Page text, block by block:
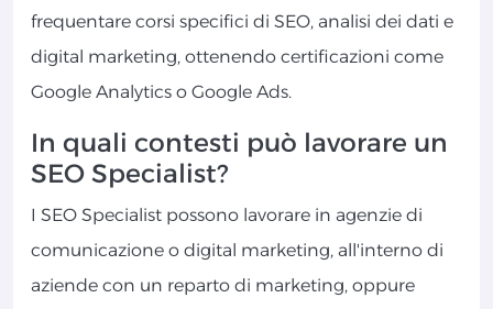
frequentare corsi specifici di SEO, analisi dei dati e
digital marketing, ottenendo certificazioni come
Google Analytics o Google Ads.
In quali contesti può lavorare un
SEO Specialist?
I SEO Specialist possono lavorare in agenzie di
comunicazione o digital marketing, all'interno di
aziende con un reparto di marketing, oppure